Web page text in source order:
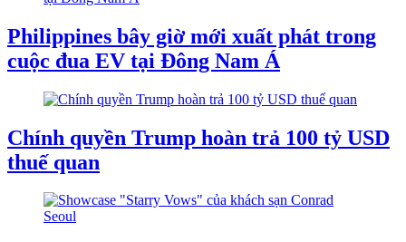
Philippines bây giờ mới xuất phát trong
cuộc đua EV tại Đông Nam Á
Chính quyền Trump hoàn trả 100 tỷ USD
thuế quan